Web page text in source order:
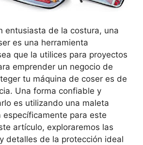
entusiasta de la costura, una
es una herramienta
que la utilices para proyectos
emprender un negocio de
tu máquina de coser es de
Una forma confiable y
es utilizando una maleta
específicamente para este
artículo, exploraremos las
detalles de la protección ideal